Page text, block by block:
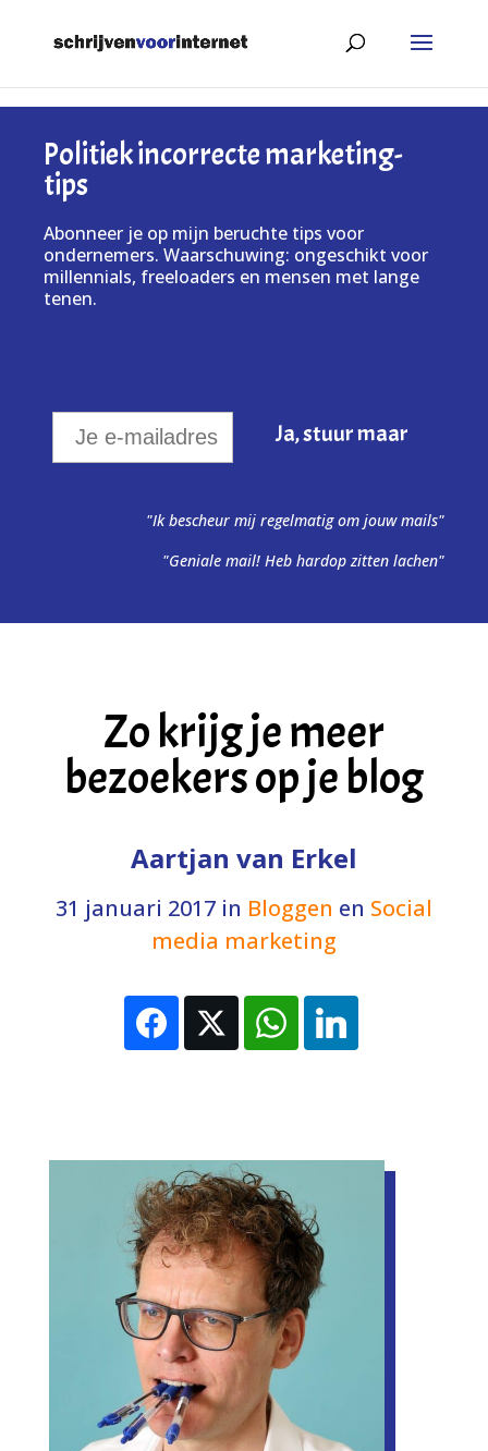
Politiek incorrecte marketing-
tips
Abonneer je op mijn beruchte tips voor
ondernemers. Waarschuwing: ongeschikt voor
millennials, freeloaders en mensen met lange
tenen.
"Ik bescheur mij regelmatig om jouw mails"
"Geniale mail! Heb hardop zitten lachen"
Zo krijg je meer
bezoekers op je blog
Aartjan van Erkel
31 januari 2017in Bloggen en Social
media marketing